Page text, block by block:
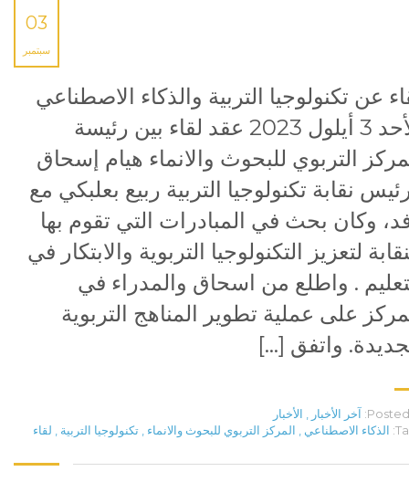
03
سبتمبر
عن تكنولوجيا التربية والذكاء الاصطناعي
الأحد 3 أيلول 2023 عقد لقاء بين رئيسة
التربوي للبحوث والانماء هيام إسحاق
نقابة تكنولوجيا التربية ربيع بعلبكي مع
وكان بحث في المبادرات التي تقوم بها
لتعزيز التكنولوجيا التربوية والابتكار في
. واطلع من اسحاق والمدراء في
على عملية تطوير المناهج التربوية
واتفق […]
Posted آخر الأخبار
الأخبار
الذكاء الاصطناعي المركز التربوي للبحوث والانماء تكنولوجيا التربية لقاء